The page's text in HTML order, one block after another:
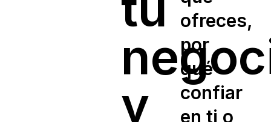
y
ofreces,
por
qué
confiar
en ti o